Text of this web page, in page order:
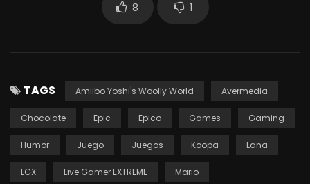
8 1
TAGS Amiibo Yoshi's Woolly World Avermedia
Chocolate Epic Epico Games Gaming
Humor Juego Juegos Koopa Lana
LGX Live Gamer EXTREME Mario